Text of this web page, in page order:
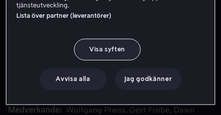
En reporter mördas på väg till jobbet. En klärvoajant
En reporter mördas på väg till jobbet. En klärvoajant
man ser brottet i en av sina syner, men inte mördaren.
ligga en större konspiration bakom.
Medverkande Wolfgang Preiss Gert Fröbe
Dawn
tjänsteutveckling.
Lista över partner (leverantörer)
Visa syften
Avvisa alla Jag godkänner